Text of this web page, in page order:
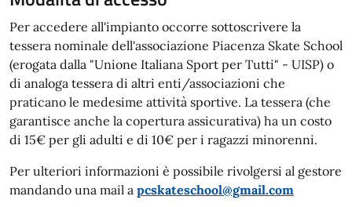
Per accedere all'impianto occorre sottoscrivere la
tessera nominale dell'associazione Piacenza Skate School
(erogata dalla "Unione Italiana Sport per Tutti" - UISP) o
di analoga tessera di altri enti/associazioni che
praticano le medesime attività sportive. La tessera (che
garantisce anche la copertura assicurativa) ha un costo
di 15€ per gli adulti e di 10€ per i ragazzi minorenni.
Per ulteriori informazioni è possibile rivolgersi al gestore
mandando una mail a pcskateschool@gmail.com